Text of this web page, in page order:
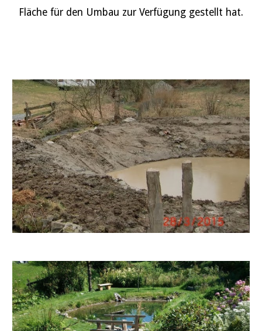
Fläche für den Umbau zur Verfügung gestellt hat.